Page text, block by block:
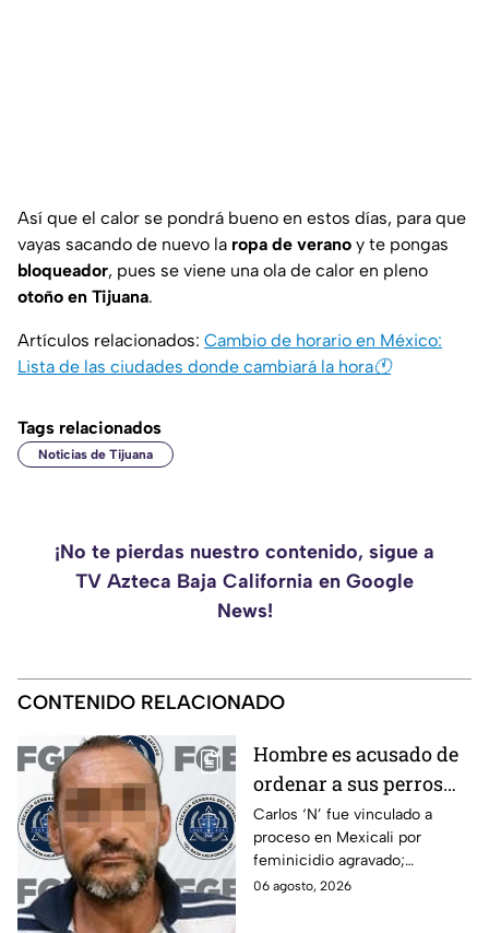
Así que el calor se pondrá bueno en estos días, para que
vayas sacando de nuevo la ropa de verano y te pongas
bloqueador, pues se viene una ola de calor en pleno
otoño en Tijuana.
Artículos relacionados: Cambio de horario en México:
Lista de las ciudades donde cambiará la hora🕚
Tags relacionados
Noticias de Tijuana
¡No te pierdas nuestro contenido, sigue a
TV Azteca Baja California en Google
News!
CONTENIDO RELACIONADO
Hombre es acusado de
ordenar a sus perros
atacar a su hermana
con discapacidad
auditiva en Mexicali; lo
procesan por
Carlos ‘N’ fue vinculado a
proceso en Mexicali por
feminicidio agravado;
autoridades señalan un
06 agosto, 2026